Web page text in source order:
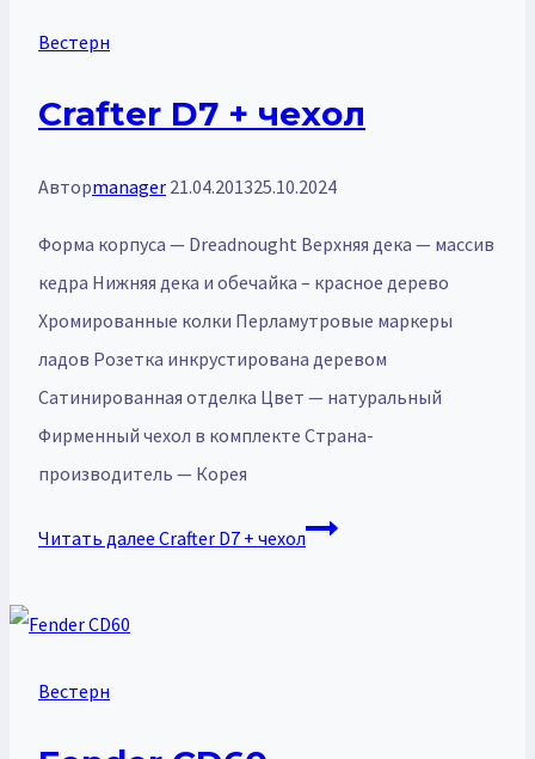
Вестерн
Crafter D7 + чехол
Авторmanager 21.04.201325.10.2024
Форма корпуса — Dreadnought Верхняя дека — массив
кедра Нижняя дека и обечайка – красное дерево
Хромированные колки Перламутровые маркеры
ладов Розетка инкрустирована деревом
Сатинированная отделка Цвет — натуральный
Фирменный чехол в комплекте Страна-
производитель — Корея
Читать далее Crafter D7 + чехол
Вестерн